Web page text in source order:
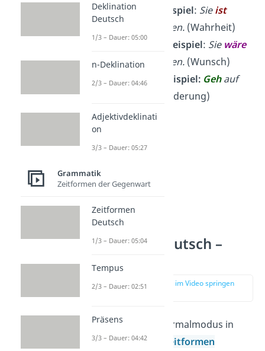
Indikativ
– Beispiel: Sieist
gerne auf Reisen.(Wahrheit)
– Beispiel: Sie wäre
gerne auf Reisen.(Wunsch)
Imperativ
– Beispiel: Gehauf
(Aufforderung)
Indikativ Deutsch –
Bildung
zur Stelle im Video springen
Du kannst den Normalmodus in
allen deutschen
Zeitformen
Deklination
Deutsch
1/3 – Dauer: 05:00
n-Deklination
2/3 – Dauer: 04:46
Adjektivdeklinati
on
3/3 – Dauer: 05:27
Grammatik
Zeitformen der Gegenwart
Zeitformen
Deutsch
1/3 – Dauer: 05:04
Tempus
2/3 – Dauer: 02:51
Präsens
3/3 – Dauer: 04:42